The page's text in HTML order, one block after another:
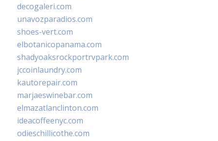
decogaleri.com
unavozparadios.com
shoes-vert.com
elbotanicopanama.com
shadyoaksrockportrvpark.com
jccoinlaundry.com
kautorepair.com
marjaeswinebar.com
elmazatlanclinton.com
ideacoffeenyc.com
odieschillicothe.com